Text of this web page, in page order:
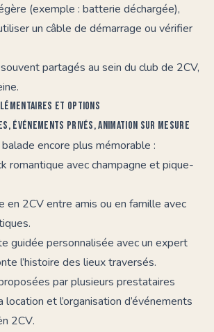
(exemple : batterie déchargée),
un câble de démarrage ou vérifier
partagés au sein du club de 2CV,
et options
événements privés, animation sur mesure
encore plus mémorable :
romantique avec champagne et pique-
en 2CV entre amis ou en famille avec
guidée personnalisée avec un expert
l’histoire des lieux traversés.
par plusieurs prestataires
et l’organisation d’événements
2CV.